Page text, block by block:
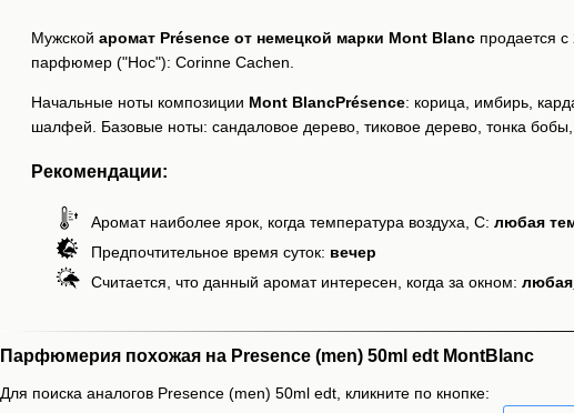
Мужской аромат Présence от немецкой марки Mont Blanc продается
парфюмер ("Нос"): Corinne Cachen.
Начальные ноты композиции Mont BlancPrésence: корица, имбирь,
шалфей. Базовые ноты: сандаловое дерево, тиковое дерево, тонка
Рекомендации:
Аромат наиболее ярок, когда температура воздуха, С: любая
Предпочтительное время суток: вечер
Считается, что данный аромат интересен, когда за окном:
Парфюмерия похожая на Presence (men) 50ml edt MontBlanc
Для поиска аналогов Presence (men) 50ml edt, кликните по кнопке: